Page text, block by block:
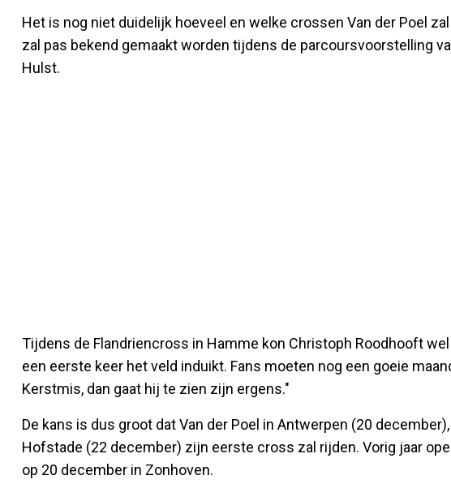
Het is nog niet duidelijk hoeveel en welke crossen Van der Poel
zal pas bekend gemaakt worden tijdens de parcoursvoorstelling
Hulst.
Tijdens de Flandriencross in Hamme kon Christoph Roodhooft
een eerste keer het veld induikt. Fans moeten nog een goeie
Kerstmis, dan gaat hij te zien zijn ergens."
De kans is dus groot dat Van der Poel in Antwerpen (20
Hofstade (22 december) zijn eerste cross zal rijden. Vorig jaar
op 20 december in Zonhoven.